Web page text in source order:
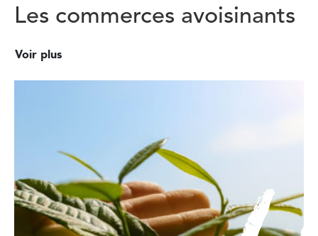
Les commerces avoisinants
Voir plus